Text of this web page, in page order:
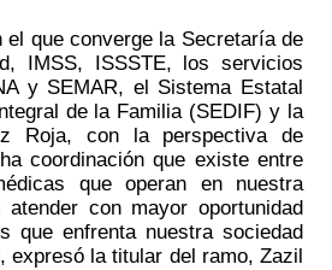
el que converge la Secretaría de
IMSS, ISSSTE, los servicios
y SEMAR, el Sistema Estatal
de la Familia (SEDIF) y la
Roja, con la perspectiva de
coordinación que existe entre
que operan en nuestra
con mayor oportunidad
que enfrenta nuestra sociedad
expresó la titular del ramo, Zazil